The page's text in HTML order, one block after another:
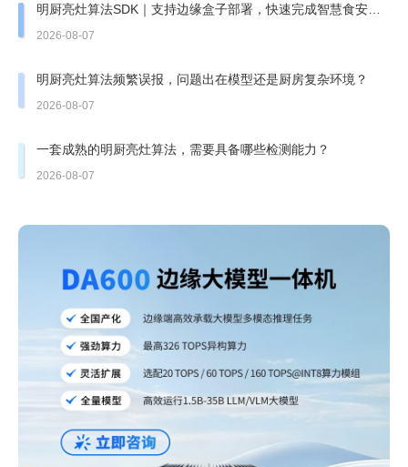
明厨亮灶算法SDK｜支持边缘盒子部署，快速完成智慧食安改
造
2026-08-07
明厨亮灶算法频繁误报，问题出在模型还是厨房复杂环境？
2026-08-07
一套成熟的明厨亮灶算法，需要具备哪些检测能力？
2026-08-07